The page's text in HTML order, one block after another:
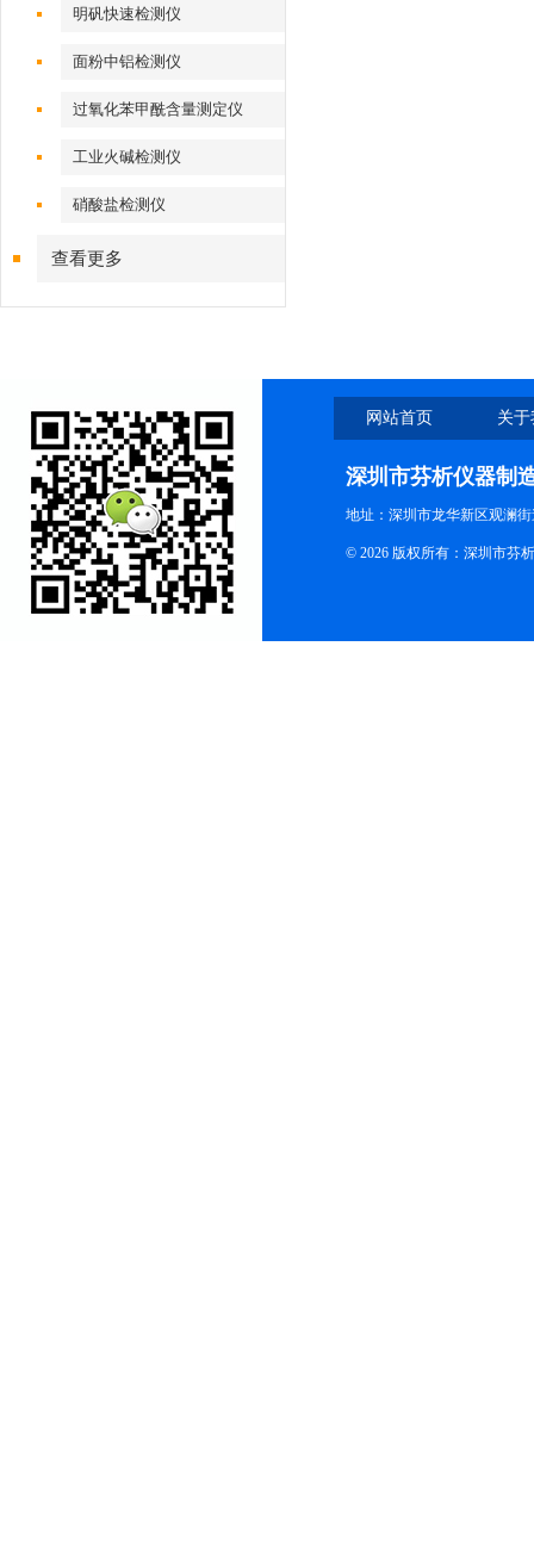
明矾快速检测仪
面粉中铝检测仪
过氧化苯甲酰含量测定仪
工业火碱检测仪
硝酸盐检测仪
查看更多
网站首页 关
深圳市芬析仪器制
地址：深圳市龙华新区观澜
© 2026 版权所有：深圳市芬